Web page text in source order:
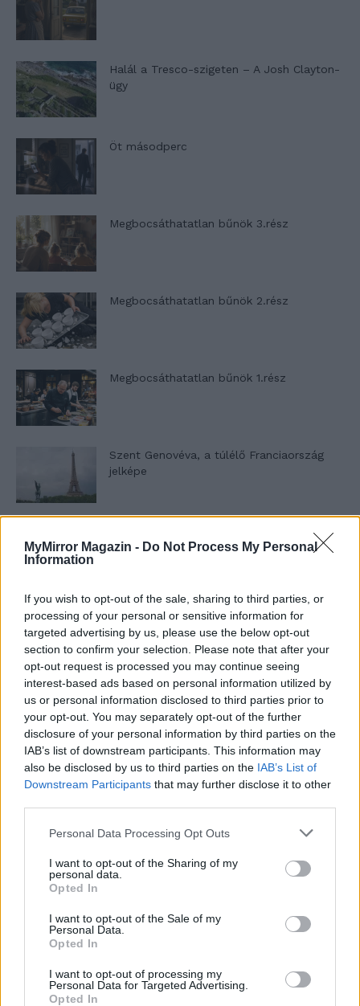
MyMirror Magazin - Do Not Process My Personal
Information
If you wish to opt-out of the sale, sharing to third parties, or
processing of your personal or sensitive information for
targeted advertising by us, please use the below opt-out
section to confirm your selection. Please note that after your
opt-out request is processed you may continue seeing
interest-based ads based on personal information utilized by
us or personal information disclosed to third parties prior to
your opt-out. You may separately opt-out of the further
disclosure of your personal information by third parties on the
IAB’s list of downstream participants. This information may
also be disclosed by us to third parties on the IAB’s List of
Downstream Participants that may further disclose it to other
Personal Data Processing Opt Outs
I want to opt-out of the Sharing of my
personal data.
Opted In
I want to opt-out of the Sale of my
Personal Data.
Opted In
I want to opt-out of processing my
Personal Data for Targeted Advertising.
Opted In
Halál a Tresco-szigeten – A Josh Clayton-
ügy
Öt másodperc
Megbocsáthatatlan bűnök 3.rész
Megbocsáthatatlan bűnök 2.rész
Megbocsáthatatlan bűnök 1.rész
Szent Genovéva, a túlélő Franciaország
jelképe
Minka 11. rész
T. szereti a fiatal lányokat 14. rész
Pedig szóltam… – Miért nem hiszünk a
nőknek, amikor segítséget kérnek?
A legidegesítőbb kifejezések laza
gyűjteménye
Elyna Robbs: Adéle és az örökölt árnyak
13. rész
Woody Allen megosztó zsenialitása